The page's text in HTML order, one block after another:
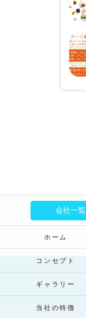
会社一覧
ホーム
コンセプト
ギャラリー
当社の特徴